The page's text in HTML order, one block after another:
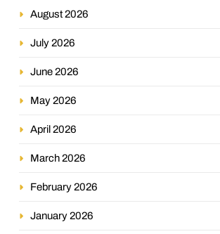
August 2026
July 2026
June 2026
May 2026
April 2026
March 2026
February 2026
January 2026